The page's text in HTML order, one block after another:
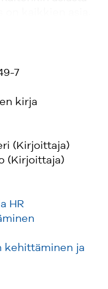
ja Rousku
oikein, sen ei
käyttäjän
mahdollistaa ja
silloin, kun se on
miten työntekijät
parhaalla
yrittäjät saavat
7
kirja
(Kirjoittaja)
(Kirjoittaja)
HR
kehittäminen ja